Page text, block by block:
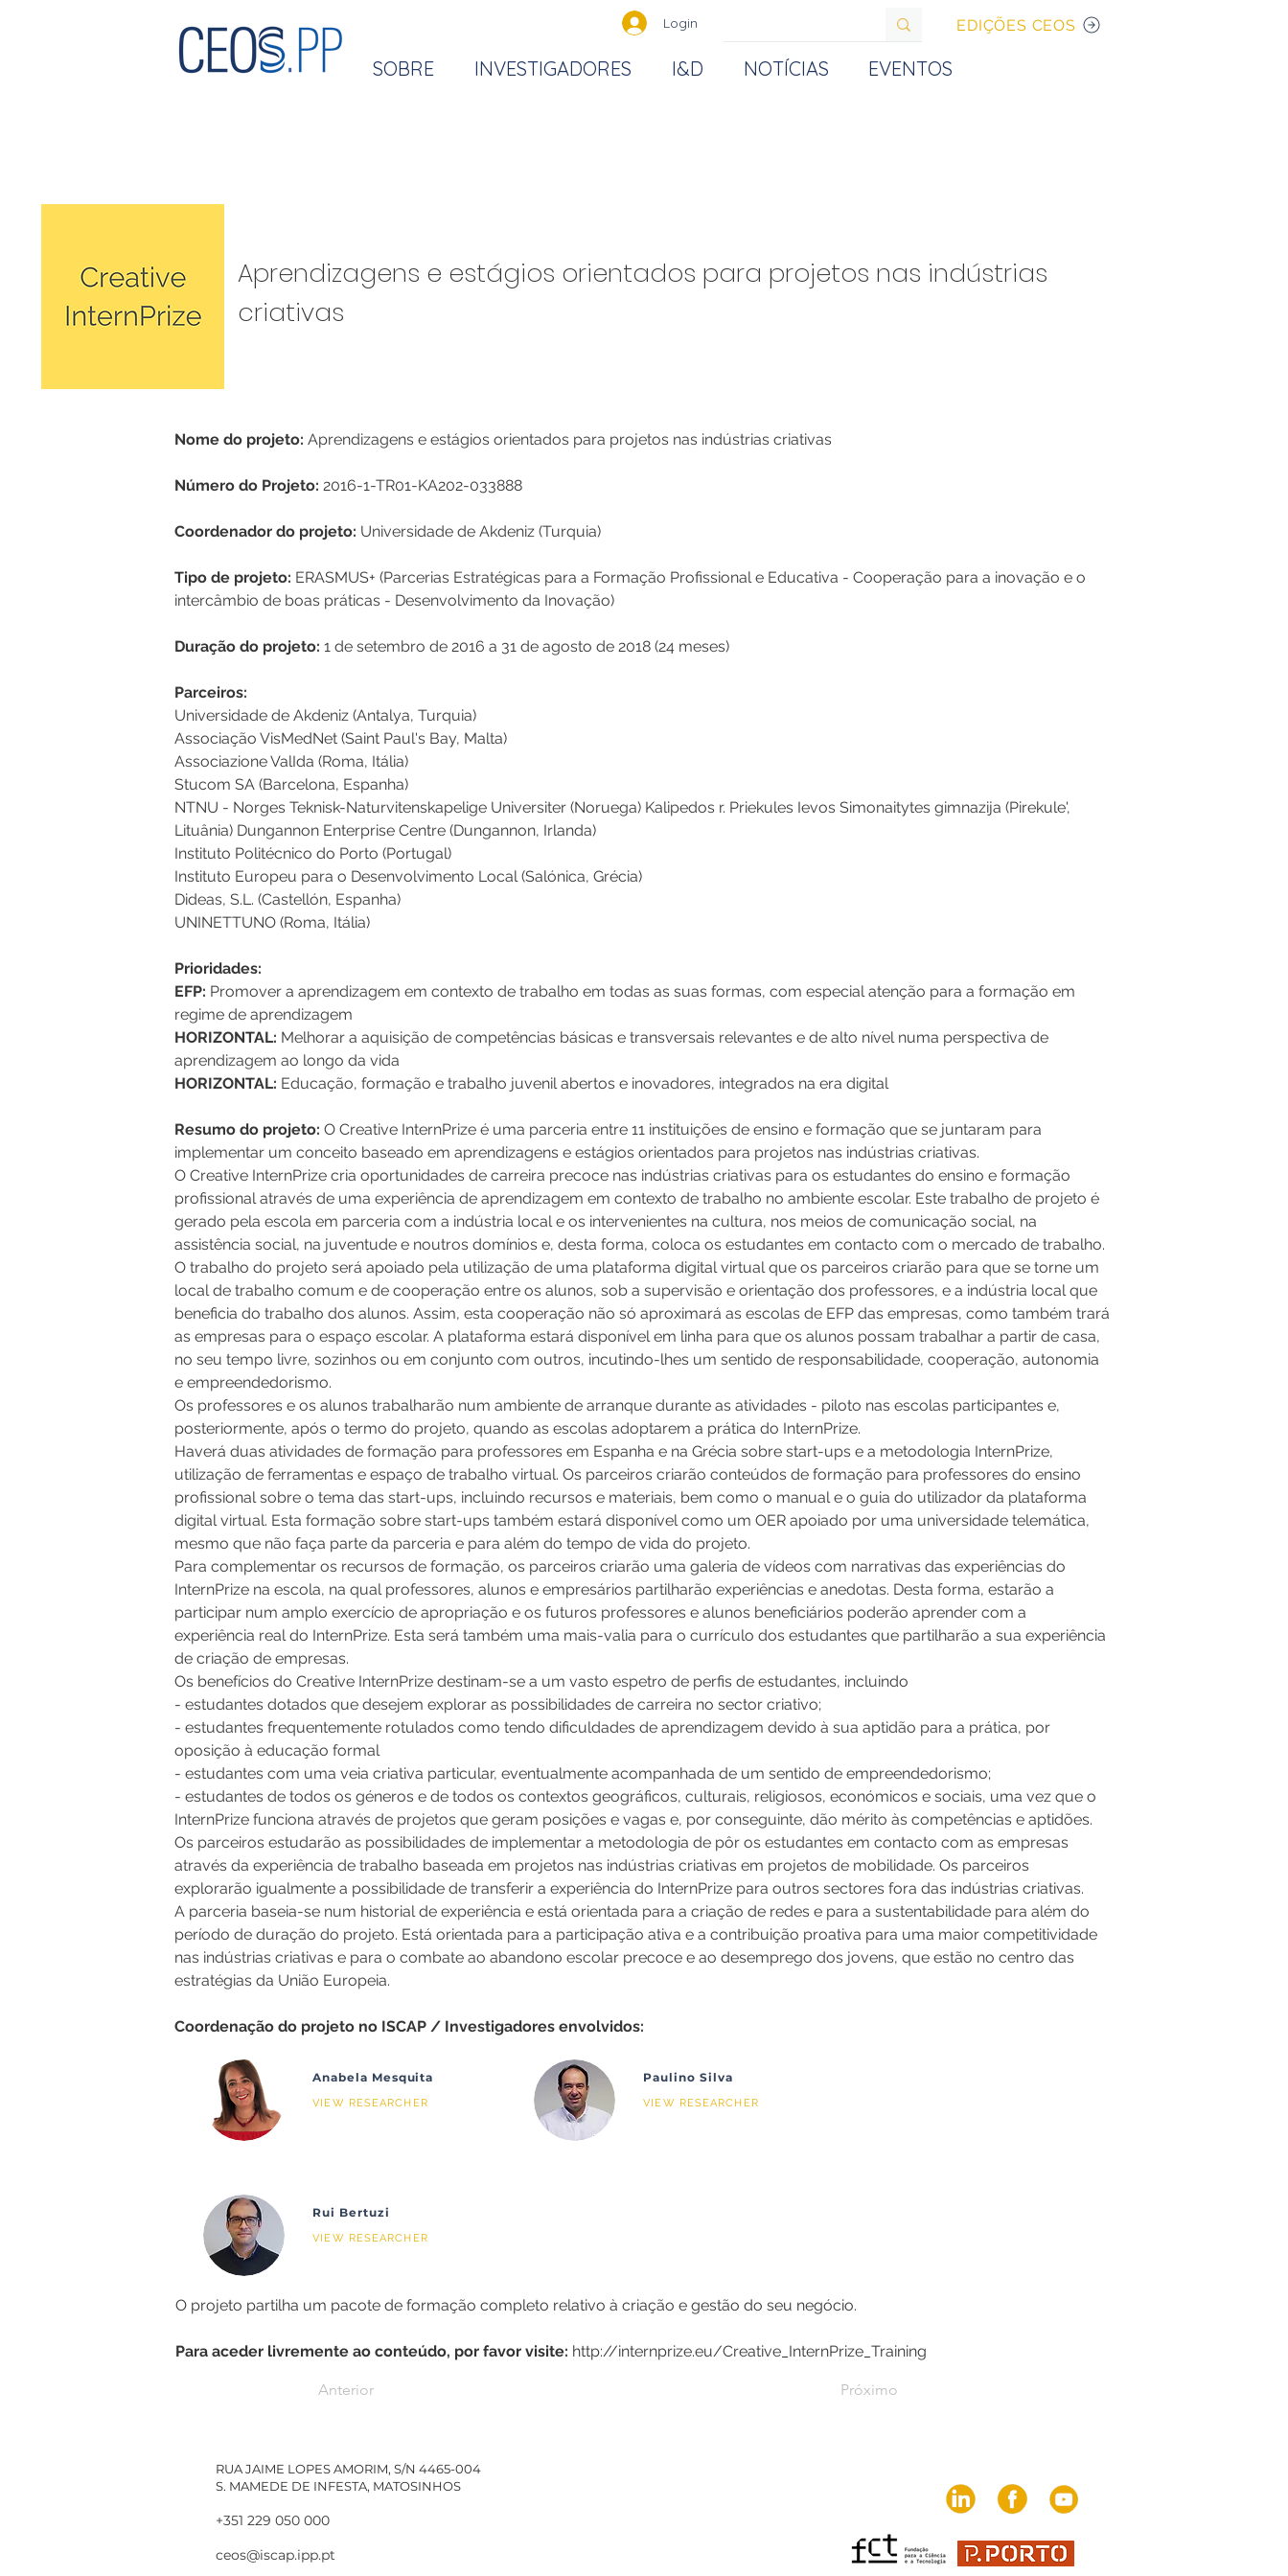
Login EDIÇÕES CEOS
SOBRE INVESTIGADORES I&D NOTÍCIAS EVENTOS
Aprendizagens e estágios orientados para projetos nas indústrias
criativas
Nome do projeto: Aprendizagens e estágios orientados para projetos nas indústrias criativas
Número do Projeto: 2016-1-TR01-KA202-033888
Coordenador do projeto: Universidade de Akdeniz (Turquia)
Tipo de projeto: ERASMUS+ (Parcerias Estratégicas para a Formação Profissional e Educativa - Cooperação para a inovação e o
intercâmbio de boas práticas - Desenvolvimento da Inovação)
Duração do projeto: 1 de setembro de 2016 a 31 de agosto de 2018 (24 meses)
Parceiros:
Universidade de Akdeniz (Antalya, Turquia)
Associação VisMedNet (Saint Paul's Bay, Malta)
Associazione ValIda (Roma, Itália)
Stucom SA (Barcelona, Espanha)
NTNU - Norges Teknisk-Naturvitenskapelige Universiter (Noruega) Kalipedos r. Priekules Ievos Simonaitytes gimnazija (Pirekule',
Lituânia) Dungannon Enterprise Centre (Dungannon, Irlanda)
Instituto Politécnico do Porto (Portugal)
Instituto Europeu para o Desenvolvimento Local (Salónica, Grécia)
Dideas, S.L. (Castellón, Espanha)
UNINETTUNO (Roma, Itália)
Prioridades:
EFP: Promover a aprendizagem em contexto de trabalho em todas as suas formas, com especial atenção para a formação em
regime de aprendizagem
HORIZONTAL: Melhorar a aquisição de competências básicas e transversais relevantes e de alto nível numa perspectiva de
aprendizagem ao longo da vida
HORIZONTAL: Educação, formação e trabalho juvenil abertos e inovadores, integrados na era digital
Resumo do projeto: O Creative InternPrize é uma parceria entre 11 instituições de ensino e formação que se juntaram para
implementar um conceito baseado em aprendizagens e estágios orientados para projetos nas indústrias criativas.
O Creative InternPrize cria oportunidades de carreira precoce nas indústrias criativas para os estudantes do ensino e formação
profissional através de uma experiência de aprendizagem em contexto de trabalho no ambiente escolar. Este trabalho de projeto é
gerado pela escola em parceria com a indústria local e os intervenientes na cultura, nos meios de comunicação social, na
assistência social, na juventude e noutros domínios e, desta forma, coloca os estudantes em contacto com o mercado de trabalho.
O trabalho do projeto será apoiado pela utilização de uma plataforma digital virtual que os parceiros criarão para que se torne um
local de trabalho comum e de cooperação entre os alunos, sob a supervisão e orientação dos professores, e a indústria local que
beneficia do trabalho dos alunos. Assim, esta cooperação não só aproximará as escolas de EFP das empresas, como também trará
as empresas para o espaço escolar. A plataforma estará disponível em linha para que os alunos possam trabalhar a partir de casa,
no seu tempo livre, sozinhos ou em conjunto com outros, incutindo-lhes um sentido de responsabilidade, cooperação, autonomia
e empreendedorismo.
Os professores e os alunos trabalharão num ambiente de arranque durante as atividades - piloto nas escolas participantes e,
posteriormente, após o termo do projeto, quando as escolas adoptarem a prática do InternPrize.
Haverá duas atividades de formação para professores em Espanha e na Grécia sobre start-ups e a metodologia InternPrize,
utilização de ferramentas e espaço de trabalho virtual. Os parceiros criarão conteúdos de formação para professores do ensino
profissional sobre o tema das start-ups, incluindo recursos e materiais, bem como o manual e o guia do utilizador da plataforma
digital virtual. Esta formação sobre start-ups também estará disponível como um OER apoiado por uma universidade telemática,
mesmo que não faça parte da parceria e para além do tempo de vida do projeto.
Para complementar os recursos de formação, os parceiros criarão uma galeria de vídeos com narrativas das experiências do
InternPrize na escola, na qual professores, alunos e empresários partilharão experiências e anedotas. Desta forma, estarão a
participar num amplo exercício de apropriação e os futuros professores e alunos beneficiários poderão aprender com a
experiência real do InternPrize. Esta será também uma mais-valia para o currículo dos estudantes que partilharão a sua experiência
de criação de empresas.
Os benefícios do Creative InternPrize destinam-se a um vasto espetro de perfis de estudantes, incluindo
- estudantes dotados que desejem explorar as possibilidades de carreira no sector criativo;
- estudantes frequentemente rotulados como tendo dificuldades de aprendizagem devido à sua aptidão para a prática, por
oposição à educação formal
- estudantes com uma veia criativa particular, eventualmente acompanhada de um sentido de empreendedorismo;
- estudantes de todos os géneros e de todos os contextos geográficos, culturais, religiosos, económicos e sociais, uma vez que o
InternPrize funciona através de projetos que geram posições e vagas e, por conseguinte, dão mérito às competências e aptidões.
Os parceiros estudarão as possibilidades de implementar a metodologia de pôr os estudantes em contacto com as empresas
através da experiência de trabalho baseada em projetos nas indústrias criativas em projetos de mobilidade. Os parceiros
explorarão igualmente a possibilidade de transferir a experiência do InternPrize para outros sectores fora das indústrias criativas.
A parceria baseia-se num historial de experiência e está orientada para a criação de redes e para a sustentabilidade para além do
período de duração do projeto. Está orientada para a participação ativa e a contribuição proativa para uma maior competitividade
nas indústrias criativas e para o combate ao abandono escolar precoce e ao desemprego dos jovens, que estão no centro das
estratégias da União Europeia.
Coordenação do projeto no ISCAP / Investigadores envolvidos:
VIEW RESEARCHER
Anabela Mesquita
VIEW RESEARCHER
Paulino Silva
VIEW RESEARCHER
Rui Bertuzi
O projeto partilha um pacote de formação completo relativo à criação e gestão do seu negócio.
Para aceder livremente ao conteúdo, por favor visite: http://internprize.eu/Creative_InternPrize_Training
Anterior Próximo
RUA JAIME LOPES AMORIM, S/N 4465-004
S. MAMEDE DE INFESTA, MATOSINHOS
+351 229 050 000
ceos@iscap.ipp.pt